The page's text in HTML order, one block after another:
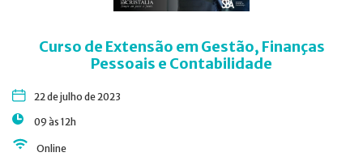
Curso de Extensão em Gestão, Finanças
Pessoais e Contabilidade
22 de julho de 2023
09 às 12h
Online